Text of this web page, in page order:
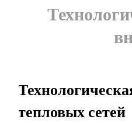
тепловых сетей